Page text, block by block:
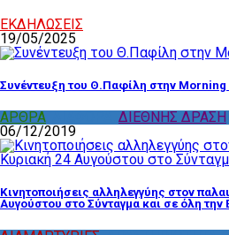
ΕΚΔΗΛΩΣΕΙΣ
19/05/2025
Συνέντευξη του Θ.Παφίλη στην Morning
ΑΡΘΡΑ
ΔΙΕΘΝΗΣ ΔΡΑΣΗ
06/12/2019
Κινητοποιήσεις αλληλεγγύης στον
Αυγούστου στο Σύνταγμα και σε όλη την